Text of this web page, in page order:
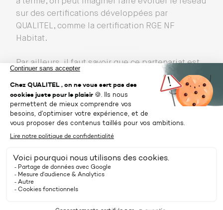
sur des certifications développées par
QUALITEL, comme la certification RGE NF
Habitat.
Par ailleurs, il faut savoir que ce partenariat est
très vivant. Nous travaillons main dans la main
avec les équipes de CLEA qui ont bien compris
notre fonctionnement, pour personnaliser la
plateforme à nos besoins. Par exemple, pour
faciliter la prise en main de nos franchisés, nous
voulons créer une base de données commune
l’ensemble des fiches techniques des matériaux
utilisés soient disponibles et que chaque
agence n’ait plus qu’à piocher les documents